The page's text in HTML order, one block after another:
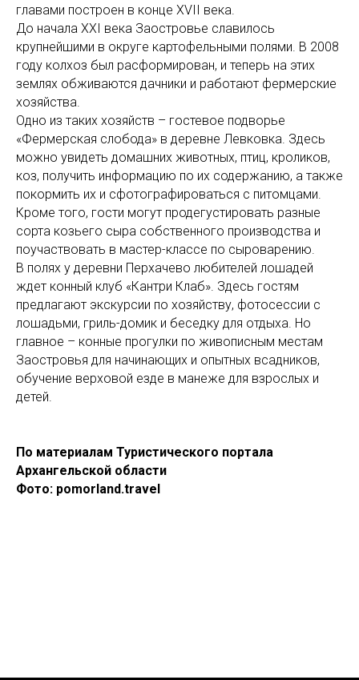
главами построен в конце XVII века.
До начала XXI века Заостровье славилось
крупнейшими в округе картофельными полями. В 2008
году колхоз был расформирован, и теперь на этих
землях обживаются дачники и работают фермерские
хозяйства.
Одно из таких хозяйств – гостевое подворье
«Фермерская слобода» в деревне Левковка. Здесь
можно увидеть домашних животных, птиц, кроликов,
коз, получить информацию по их содержанию, а также
покормить их и сфотографироваться с питомцами.
Кроме того, гости могут продегустировать разные
сорта козьего сыра собственного производства и
поучаствовать в мастер-классе по сыроварению.
В полях у деревни Перхачево любителей лошадей
ждет конный клуб «Кантри Клаб». Здесь гостям
предлагают экскурсии по хозяйству, фотосессии с
лошадьми, гриль-домик и беседку для отдыха. Но
главное – конные прогулки по живописным местам
Заостровья для начинающих и опытных всадников,
обучение верховой езде в манеже для взрослых и
детей.
По материалам Туристического портала
Архангельской области
Фото: pomorland.travel